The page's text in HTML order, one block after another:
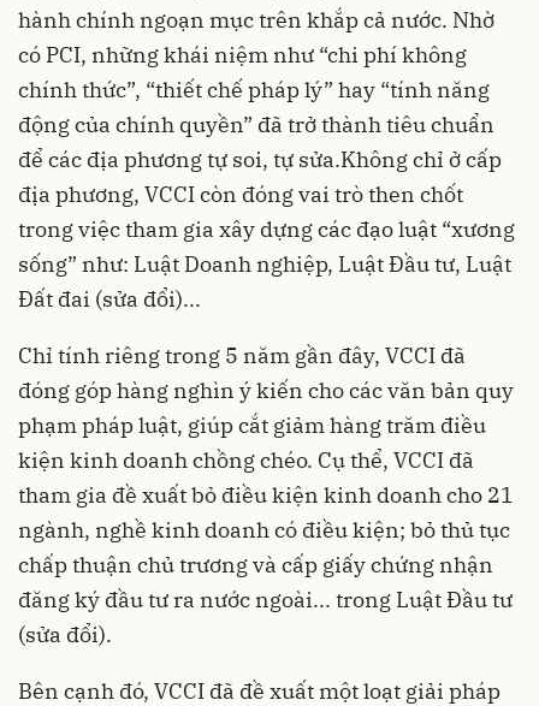
hành chính ngoạn mục trên khắp cả nước. Nhờ
có PCI, những khái niệm như “chi phí không
chính thức”, “thiết chế pháp lý” hay “tính năng
động của chính quyền” đã trở thành tiêu chuẩn
để các địa phương tự soi, tự sửa.Không chỉ ở cấp
địa phương, VCCI còn đóng vai trò then chốt
trong việc tham gia xây dựng các đạo luật “xương
sống” như: Luật Doanh nghiệp, Luật Đầu tư, Luật
Đất đai (sửa đổi)...
Chỉ tính riêng trong 5 năm gần đây, VCCI đã
đóng góp hàng nghìn ý kiến cho các văn bản quy
phạm pháp luật, giúp cắt giảm hàng trăm điều
kiện kinh doanh chồng chéo. Cụ thể, VCCI đã
tham gia đề xuất bỏ điều kiện kinh doanh cho 21
ngành, nghề kinh doanh có điều kiện; bỏ thủ tục
chấp thuận chủ trương và cấp giấy chứng nhận
đăng ký đầu tư ra nước ngoài... trong Luật Đầu tư
(sửa đổi).
Bên cạnh đó, VCCI đã đề xuất một loạt giải pháp